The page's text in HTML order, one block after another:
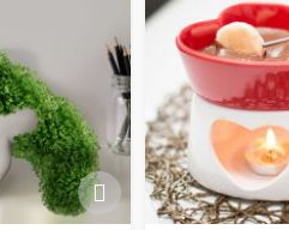
Knobel Holzkiste den
Leben in gemeinsamer